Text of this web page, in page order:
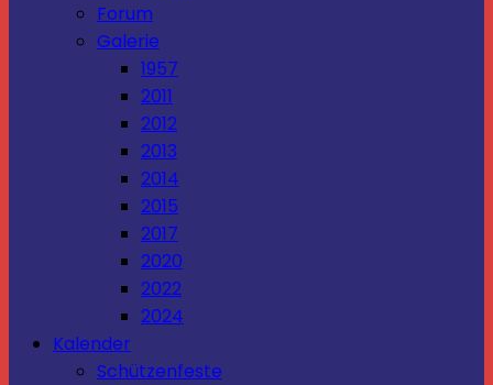
Forum
Galerie
1957
2011
2012
2013
2014
2015
2017
2020
2022
2024
Kalender
Schützenfeste